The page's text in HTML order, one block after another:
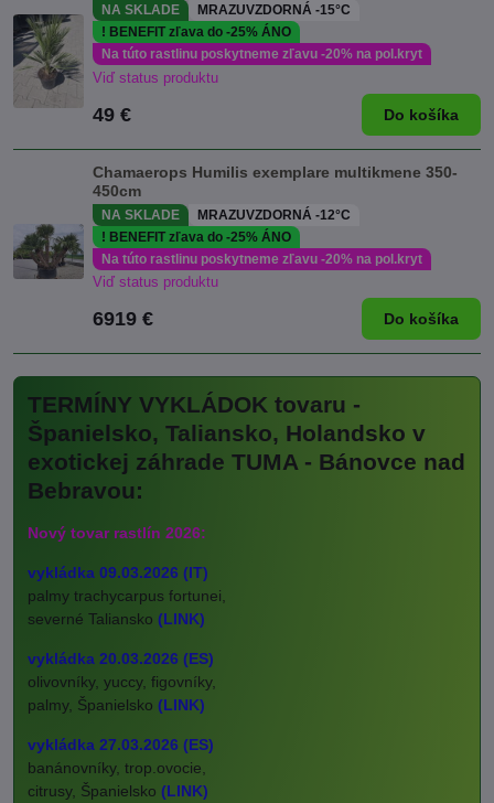
NA SKLADE
MRAZUVZDORNÁ -15°C
! BENEFIT zľava do -25% ÁNO
Na túto rastlinu poskytneme zľavu -20% na pol.kryt
Viď status produktu
49 € Do košíka
Chamaerops Humilis exemplare multikmene 350-
450cm
NA SKLADE
MRAZUVZDORNÁ -12°C
! BENEFIT zľava do -25% ÁNO
Na túto rastlinu poskytneme zľavu -20% na pol.kryt
Viď status produktu
6919 € Do košíka
TERMÍNY VYKLÁDOK tovaru -
Španielsko, Taliansko, Holandsko v
exotickej záhrade TUMA - Bánovce nad
Bebravou:
Nový tovar rastlín 2026:
vykládka 09.03.2026 (IT)
palmy trachycarpus fortunei,
severné Taliansko (LINK)
vykládka 20.03.2026 (ES)
olivovníky, yuccy, figovníky,
palmy, Španielsko (LINK)
vykládka 27.03.2026 (ES)
banánovníky, trop.ovocie,
citrusy, Španielsko (LINK)